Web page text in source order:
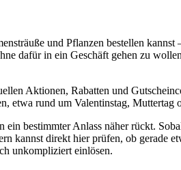
und Pflanzen bestellen
dafür in ein Geschäft gehen zu
Aktionen, Rabatten und
etwa rund um Valentinstag, Muttertag
bestimmter Anlass näher rückt.
kannst direkt hier prüfen, ob gerade
unkompliziert einlösen.